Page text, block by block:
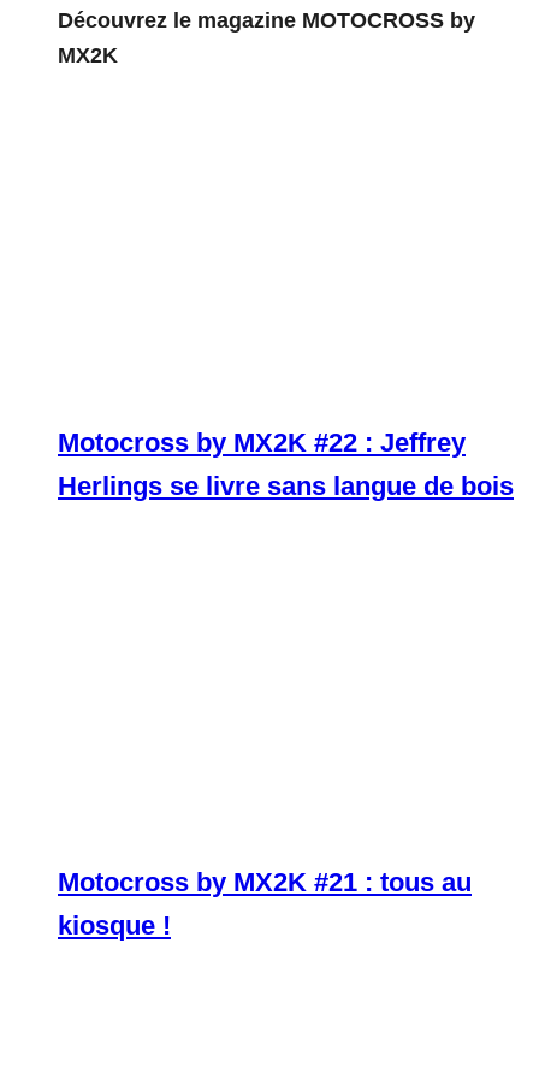
Découvrez le magazine MOTOCROSS by
MX2K
Motocross by MX2K #22 : Jeffrey
Herlings se livre sans langue de bois
Motocross by MX2K #21 : tous au
kiosque !